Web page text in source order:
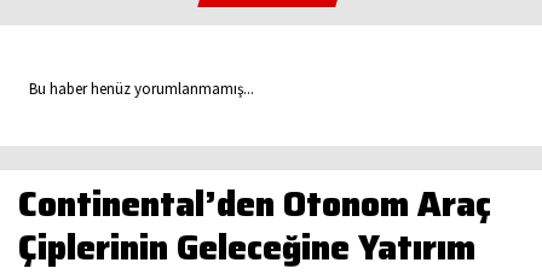
Bu haber henüz yorumlanmamış...
Continental’den Otonom Araç
Çiplerinin Geleceğine Yatırım